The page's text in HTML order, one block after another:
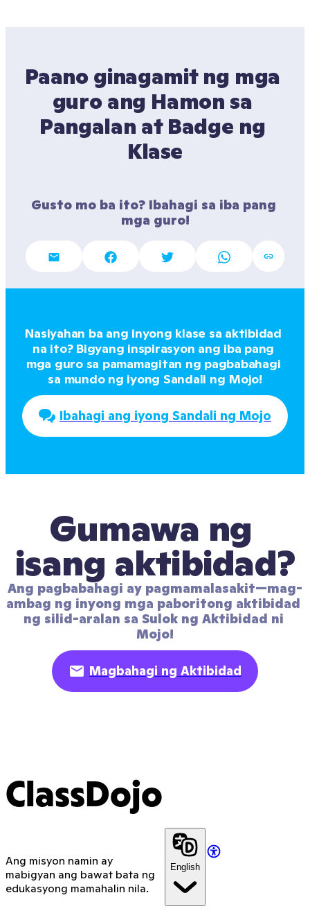
Paano ginagamit ng mga
guro ang Hamon sa
Pangalan at Badge ng
Klase
Gusto mo ba ito? Ibahagi sa iba pang
mga guro!
Nasiyahan ba ang inyong klase sa aktibidad
na ito? Bigyang inspirasyon ang iba pang
mga guro sa pamamagitan ng pagbabahagi
sa mundo ng iyong Sandali ng Mojo!
Ibahagi ang iyong Sandali ng Mojo
Gumawa ng
isang aktibidad?
Ang pagbabahagi ay pagmamalasakit—mag-
ambag ng inyong mga paboritong aktibidad
ng silid-aralan sa Sulok ng Aktibidad ni
Mojo!
Magbahagi ng Aktibidad
ClassDojo
Ang misyon namin ay
mabigyan ang bawat bata ng
edukasyong mamahalin nila.
English